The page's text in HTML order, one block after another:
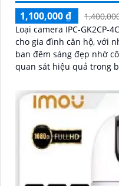
1,100,000 ₫
Loại camera IPC-GK2CP-
cho gia đình căn hộ, với nhiều
ban đêm sáng đẹp nhờ
quan sát hiệu quả trong